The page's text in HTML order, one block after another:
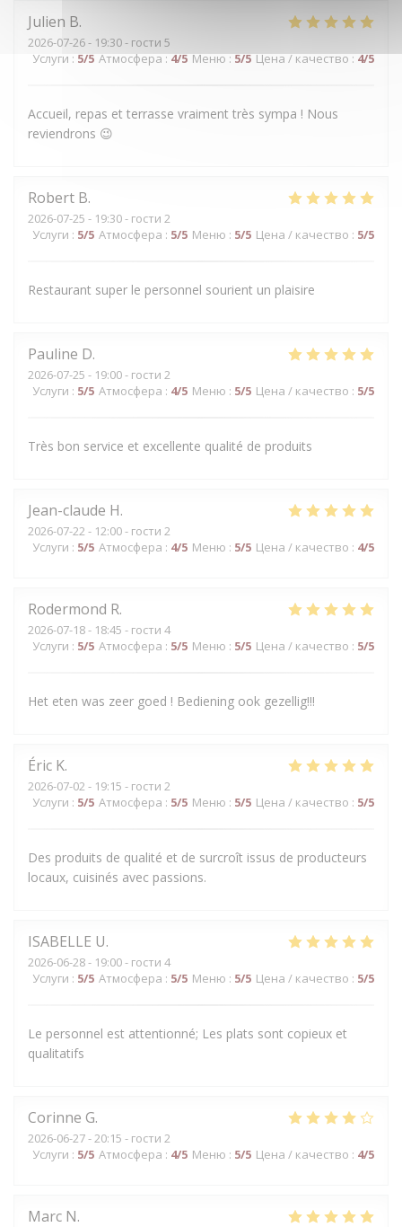
Julien B
2026-07-26- 19:30 - гости 5
Услуги : 5/5 Атмосфера:4/5 Меню:5/5 Цена / качество:4/5
Accueil, repas et terrasse vraiment très sympa ! Nous
reviendrons 😉
Robert B
2026-07-25 - 19:30 - гости 2
Услуги : 5/5 Атмосфера : 5/5 Меню : 5/5 Цена / качество : 5/5
Restaurant super le personnel sourient un plaisire
Pauline D
2026-07-25 - 19:00 - гости 2
Услуги : 5/5 Атмосфера : 4/5 Меню : 5/5 Цена / качество : 5/5
Très bon service et excellente qualité de produits
Jean-claude H
2026-07-22 - 12:00 - гости 2
Услуги : 5/5 Атмосфера : 4/5 Меню : 5/5 Цена / качество : 4/5
Rodermond R
2026-07-18- 18:45 - гости 4
Услуги : 5/5 Атмосфера : 5/5 Меню : 5/5 Цена / качество : 5/5
Het eten was zeer goed ! Bediening ook gezellig!!!
Éric K
2026-07-02 - 19:15 - гости 2
Услуги : 5/5 Атмосфера : 5/5 Меню : 5/5 Цена / качество : 5/5
Des produits de qualité et de surcroît issus de producteurs
locaux, cuisinés avec passions.
ISABELLE U
2026-06-28- 19:00 - гости 4
Услуги : 5/5 Атмосфера : 5/5 Меню : 5/5 Цена / качество : 5/5
Le personnel est attentionné; Les plats sont copieux et
qualitatifs
Corinne G
2026-06-27- 20:15 - гости 2
Услуги : 5/5 Атмосфера : 4/5 Меню : 5/5 Цена / качество : 4/5
Marc N